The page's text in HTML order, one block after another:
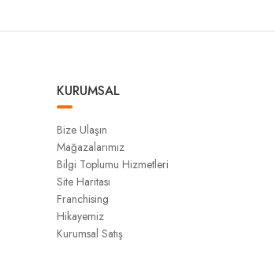
KURUMSAL
Bize Ulaşın
Mağazalarımız
Bilgi Toplumu Hizmetleri
Site Haritası
Franchising
Hikayemiz
Kurumsal Satış